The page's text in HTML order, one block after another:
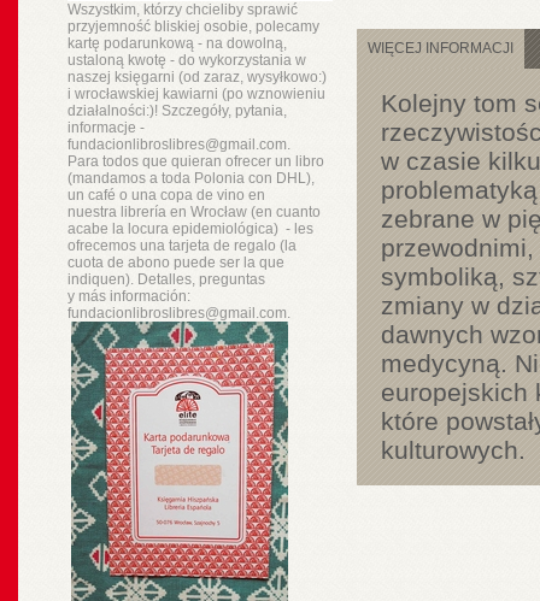
Wszystkim, którzy chcieliby sprawić
przyjemność bliskiej osobie, polecamy
kartę podarunkową - na dowolną,
ustaloną kwotę - do wykorzystania w
naszej księgarni (od zaraz, wysyłkowo:)
i wrocławskiej kawiarni (po wznowieniu
działalności:)! Szczegóły, pytania,
informacje -
fundacionlibroslibres@gmail.com.
Para todos que quieran ofrecer un libro
(mandamos a toda Polonia con DHL),
un café o una copa de vino en
nuestra libreríaen Wrocław (en cuanto
acabe la locura epidemiológica) - les
ofrecemos una tarjeta de regalo (la
cuota de abono puede ser la que
indiquen). Detalles, preguntas
y másinformación:
fundacionlibroslibres@gmail.com.
WIĘCEJ INFORMACJI
Kolejny tom
w czasie
zebrane w
symboliką,
zmiany w
dawnych
medycyną.
europejskich
które
kulturowych.